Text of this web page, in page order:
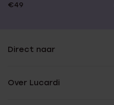
€49
Direct naar
Over Lucardi